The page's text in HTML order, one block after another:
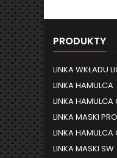
PRODUKTY
LINKA WKŁADU
LINKA HAMULCA
LINKA
LINKA MASKI
LINKA
LINKA MASKI SW